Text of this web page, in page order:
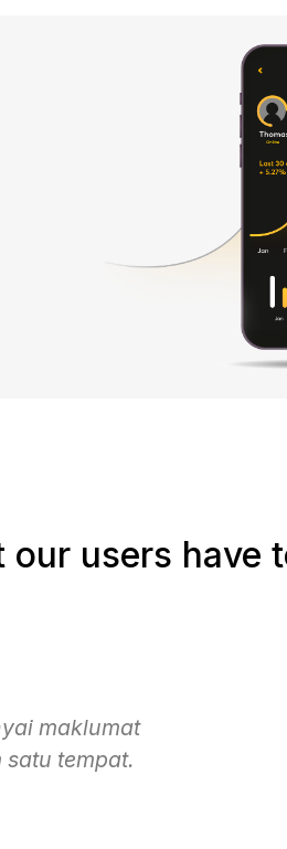
users have
tak tahu
aka boleh